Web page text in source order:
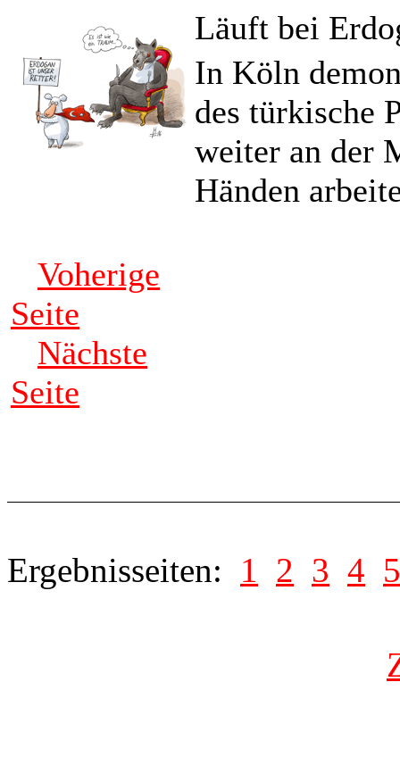
Läuft bei
In Köln
des türkische
weiter an der
Händen
Voherige
Seite
Nächste
Seite
Ergebnisseiten: 1 2 3 4 5